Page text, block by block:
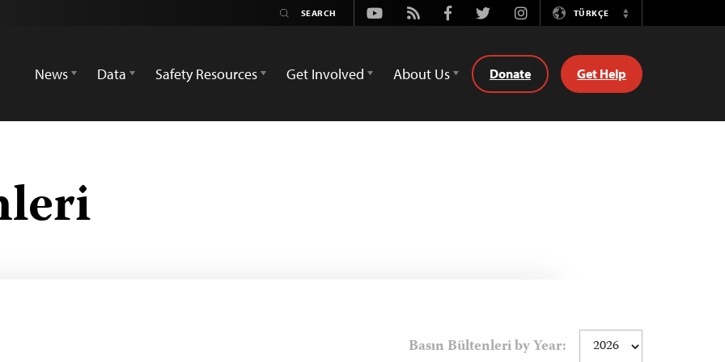
Youtube
Rss FacebookTwitterInstagramTÜRKÇE
Switch
News
Data Safety Resources Get Involved About Us Donate Get Help
Basın Bültenleri by Year: